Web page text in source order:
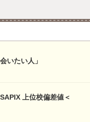
いたい人」
上位校偏差値＜